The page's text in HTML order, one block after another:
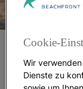
Cookie-
Wir
Dienste zu